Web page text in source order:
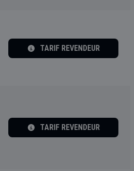
TARIF REVENDEUR
TARIF REVENDEUR